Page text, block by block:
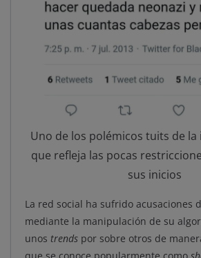
Uno de los polémicos tuits de la
que refleja las pocas
sus inicios
La red social ha sufrido acusaciones
mediante la manipulación de su
unos trends por sobre otros de